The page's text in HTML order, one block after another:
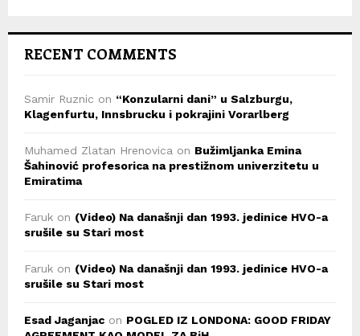
RECENT COMMENTS
Samir Ruznic on “Konzularni dani” u Salzburgu,
Klagenfurtu, Innsbrucku i pokrajini Vorarlberg
Muhamed Zlatan Hrenovica on Bužimljanka Emina
Šahinović profesorica na prestižnom univerzitetu u
Emiratima
Faruk on (Video) Na današnji dan 1993. jedinice HVO-a
srušile su Stari most
Faruk on (Video) Na današnji dan 1993. jedinice HVO-a
srušile su Stari most
Esad Jaganjac on POGLED IZ LONDONA: GOOD FRIDAY